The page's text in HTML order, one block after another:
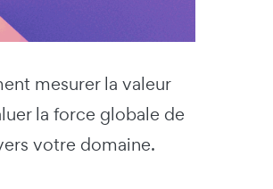
mesurer la valeur
la force globale de
votre domaine.